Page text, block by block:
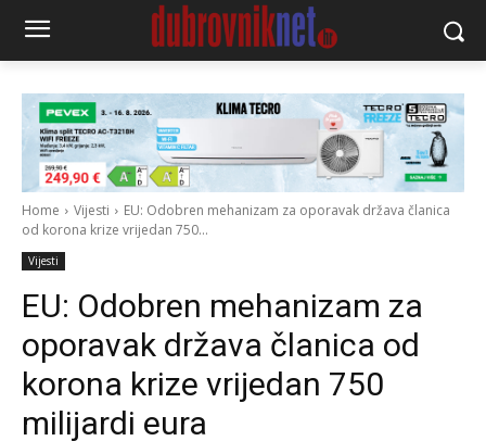
Home Vijesti
EU: Odobren mehanizam za oporavak država članica
od korona krize vrijedan 750...
Vijesti
EU: Odobren mehanizam za
oporavak država članica od
korona krize vrijedan 750
milijardi eura